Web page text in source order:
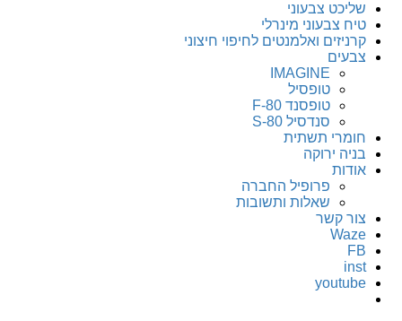
שליכט צבעוני
טיח צבעוני מינרלי
קרניזים ואלמנטים לחיפוי חיצוני
צבעים
IMAGINE
טופסיל
טופסנד F-80
סנדסיל S-80
חומרי תשתית
בניה ירוקה
אודות
פרופיל החברה
שאלות ותשובות
צור קשר
Waze
FB
inst
youtube